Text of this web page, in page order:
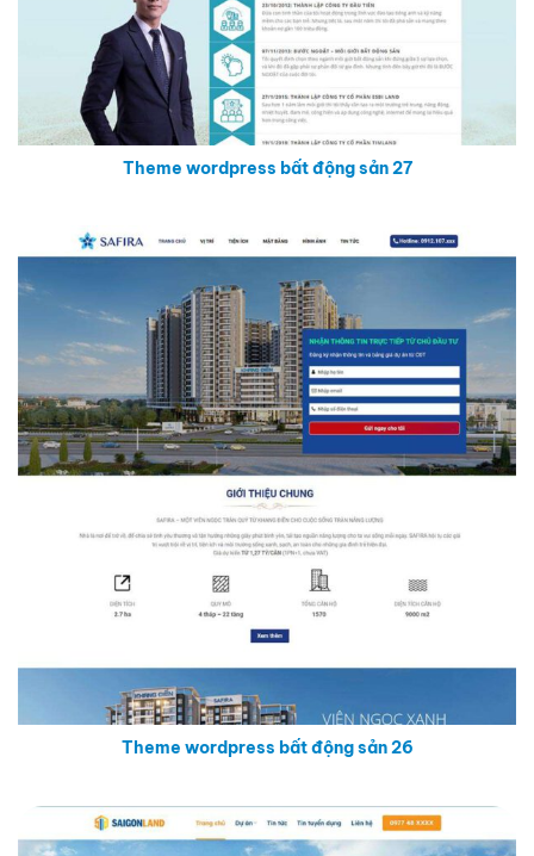
Theme wordpress bất động sản 27
Theme wordpress bất động sản 26